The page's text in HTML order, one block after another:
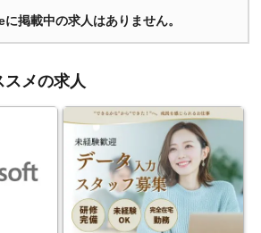
掲載中の求人はありません。
メの求人